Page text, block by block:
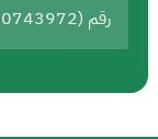
رقم (40743972/ق/2020هـ) وتاريخ (06/02/1442هـ)